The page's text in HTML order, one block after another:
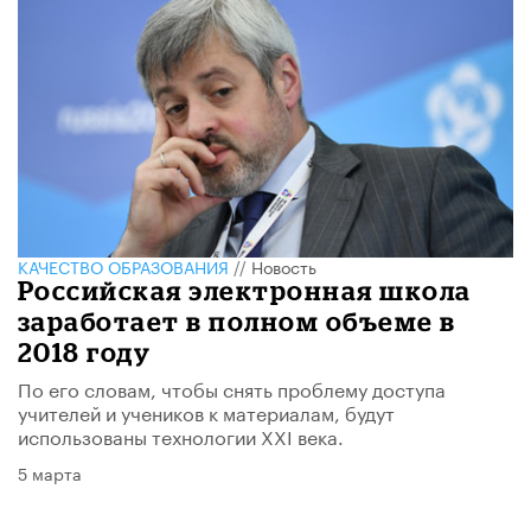
КАЧЕСТВО ОБРАЗОВАНИЯ//Новость
Российская электронная школа
заработает в полном объеме в
2018 году
По его словам, чтобы снять проблему доступа
учителей и учеников к материалам, будут
использованы технологии XXI века.
5 марта